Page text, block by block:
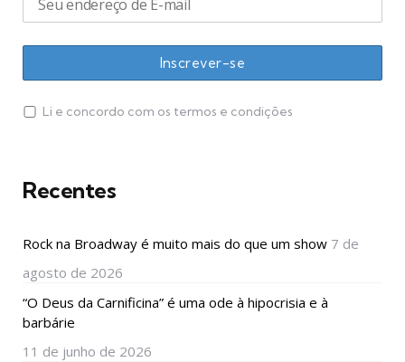
Li e concordo com os termos e condições
Recentes
Rock na Broadway é muito mais do que um show 7 de
agosto de 2026
“O Deus da Carnificina” é uma ode à hipocrisia e à
barbárie
11 de junho de 2026